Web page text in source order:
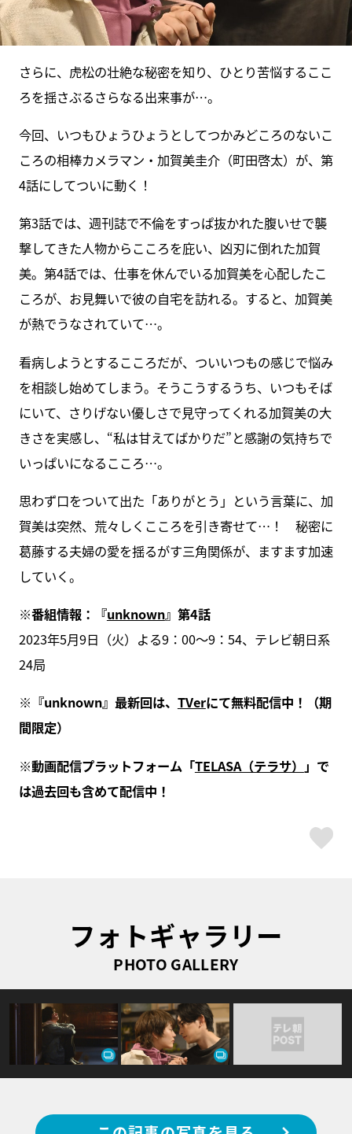
さらに、虎松の壮絶な秘密を知り、ひとり苦悩するここ
ろを揺さぶるさらなる出来事が…。
今回、いつもひょうひょうとしてつかみどころのないこ
ころの相棒カメラマン・加賀美圭介（町田啓太）が、第
4話にしてついに動く！
第3話では、週刊誌で不倫をすっぱ抜かれた腹いせで襲
撃してきた人物からこころを庇い、凶刃に倒れた加賀
美。第4話では、仕事を休んでいる加賀美を心配したこ
ころが、お見舞いで彼の自宅を訪れる。すると、加賀美
が熱でうなされていて…。
看病しようとするこころだが、ついいつもの感じで悩み
を相談し始めてしまう。そうこうするうち、いつもそば
にいて、さりげない優しさで見守ってくれる加賀美の大
きさを実感し、“私は甘えてばかりだ”と感謝の気持ちで
いっぱいになるこころ…。
思わず口をついて出た「ありがとう」という言葉に、加
賀美は突然、荒々しくこころを引き寄せて…！ 秘密に
葛藤する夫婦の愛を揺るがす三角関係が、ますます加速
していく。
※番組情報：『unknown』第4話
2023年5月9日（火）よる9：00～9：54、テレビ朝日系
24局
※『unknown』最新回は、 TVerにて無料配信中！（期
間限定）
※動画配信プラットフォーム「TELASA（テラサ） 」で
は過去回も含めて配信中！
フォトギャラリー
PHOTO GALLERY